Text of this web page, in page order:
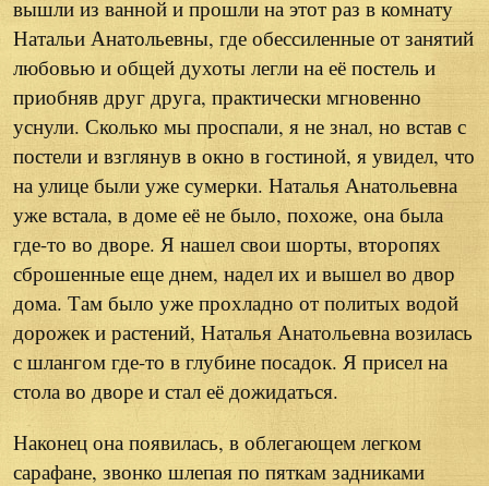
вышли из ванной и прошли на этот раз в комнату
Натальи Анатольевны, где обессиленные от занятий
любовью и общей духоты легли на её постель и
приобняв друг друга, практически мгновенно
уснули. Сколько мы проспали, я не знал, но встав с
постели и взглянув в окно в гостиной, я увидел, что
на улице были уже сумерки. Наталья Анатольевна
уже встала, в доме её не было, похоже, она была
где-то во дворе. Я нашел свои шорты, второпях
сброшенные еще днем, надел их и вышел во двор
дома. Там было уже прохладно от политых водой
дорожек и растений, Наталья Анатольевна возилась
с шлангом где-то в глубине посадок. Я присел на
стола во дворе и стал её дожидаться.
Наконец она появилась, в облегающем легком
сарафане, звонко шлепая по пяткам задниками